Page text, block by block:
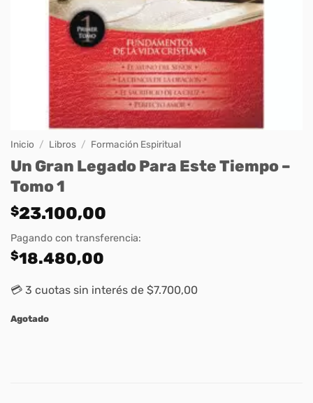
Inicio / Libros / Formación Espiritual
Un Gran Legado Para Este Tiempo –
Tomo 1
$23.100,00
Pagando con transferencia:
$18.480,00
💳 3 cuotas sin interés de $7.700,00
Agotado